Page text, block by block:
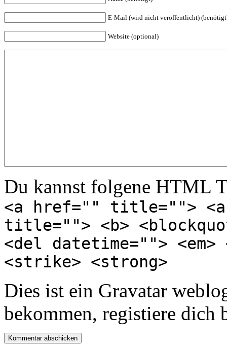
E-Mail (wird nicht veröffentlicht)
Website (optional)
Du kannst folgene HTML
<a href="" title="">
title=""> <b>
<del datetime="">
<strike> <strong>
Dies ist ein Gravatar
bekommen, registiere dich